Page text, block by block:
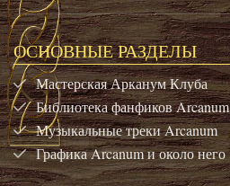
ОСНОВНЫЕ РАЗДЕЛЫ
Мастерская Арканум Клуба
Библиотека фанфиков Arcanum
Музыкальные треки Arcanum
Графика Arcanum и около него